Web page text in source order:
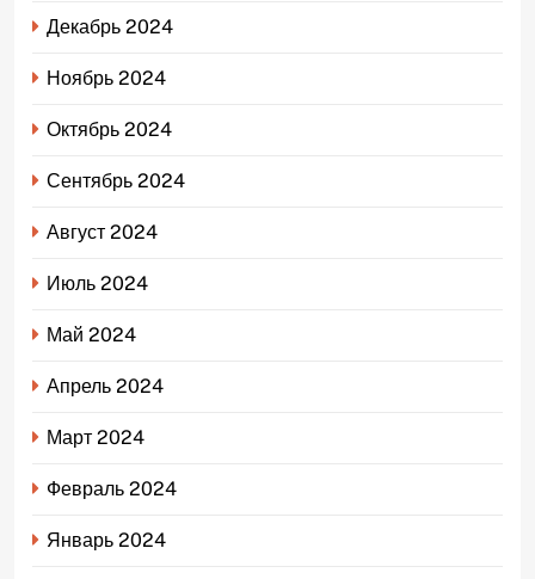
Декабрь 2024
Ноябрь 2024
Октябрь 2024
Сентябрь 2024
Август 2024
Июль 2024
Май 2024
Апрель 2024
Март 2024
Февраль 2024
Январь 2024